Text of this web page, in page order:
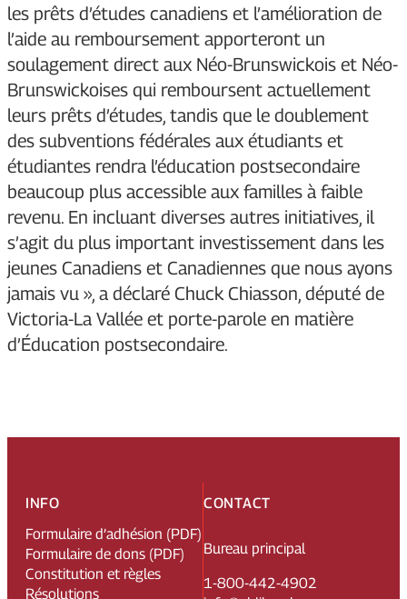
les prêts d’études canadiens et l’amélioration de
l’aide au remboursement apporteront un
soulagement direct aux Néo-Brunswickois et Néo-
Brunswickoises qui remboursent actuellement
leurs prêts d’études, tandis que le doublement
des subventions fédérales aux étudiants et
étudiantes rendra l’éducation postsecondaire
beaucoup plus accessible aux familles à faible
revenu. En incluant diverses autres initiatives, il
s’agit du plus important investissement dans les
jeunes Canadiens et Canadiennes que nous ayons
jamais vu », a déclaré Chuck Chiasson, député de
Victoria-La Vallée et porte-parole en matière
d’Éducation postsecondaire.
CONTACT
Bureau principal
1-800-442-4902
INFO
Formulaire d’adhésion (PDF)
Formulaire de dons (PDF)
Constitution et règles
Résolutions